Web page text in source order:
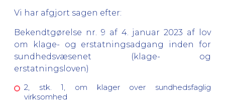
Vi har afgjort sagen efter:
Bekendtgørelse nr. 9 af 4. januar 2023 af lov
om klage- og erstatningsadgang inden for
sundhedsvæsenet (klage- og
erstatningsloven)
2, stk. 1, om klager over sundhedsfaglig
virksomhed